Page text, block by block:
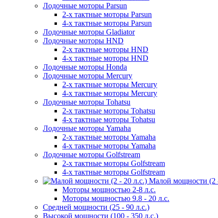
Лодочные моторы Parsun
2-х тактные моторы Parsun
4-х тактные моторы Parsun
Лодочные моторы Gladiator
Лодочные моторы HND
2-х тактные моторы HND
4-х тактные моторы HND
Лодочные моторы Honda
Лодочные моторы Mercury
2-х тактные моторы Mercury
4-х тактные моторы Mercury
Лодочные моторы Tohatsu
2-х тактные моторы Tohatsu
4-х тактные моторы Tohatsu
Лодочные моторы Yamaha
2-х тактные моторы Yamaha
4-х тактные моторы Yamaha
Лодочные моторы Golfstream
2-х тактные моторы Golfstream
4-х тактные моторы Golfstream
Малой мощности (2
Моторы мощностью 2-8 л.с.
Моторы мощностью 9.8 - 20 л.с.
Средней мощности (25 - 90 л.с.)
Высокой мощности (100 - 350 л.с.)